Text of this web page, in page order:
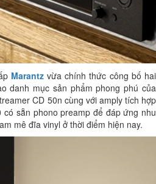
Marantz vừa chính thức công bố hai
danh mục sản phẩm phong phú của
CD 50n cùng với amply tích hợp
có sẵn phono preamp để đáp ứng nhu
mê đĩa vinyl ở thời điểm hiện nay.